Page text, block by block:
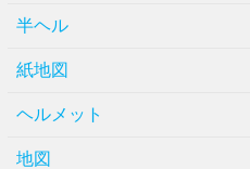
半ヘル
紙地図
ヘルメット
地図